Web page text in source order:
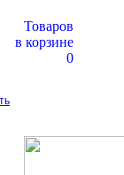
Товаров
в корзине
0